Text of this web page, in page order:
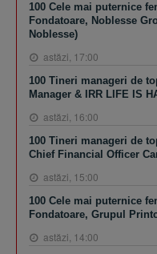
100 Cele mai puternice
Fondatoare, Noblesse
Noblesse)
astăzi, 17:00
100 Tineri manageri de
Manager & IRR LIFE IS
astăzi, 16:00
100 Tineri manageri de
Chief Financial Officer
astăzi, 15:00
100 Cele mai puternice
Fondatoare, Grupul
astăzi, 14:00